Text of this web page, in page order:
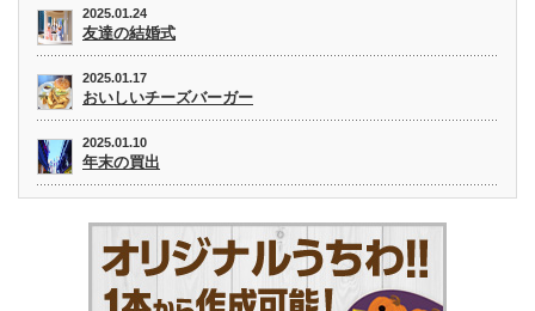
2025.01.24
友達の結婚式
2025.01.17
おいしいチーズバーガー
2025.01.10
年末の買出